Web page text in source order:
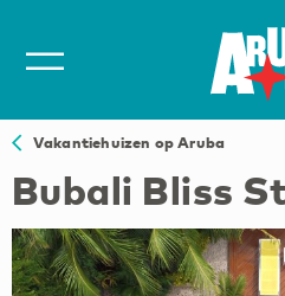
Vakantiehuizen op Aruba
Bubali Bliss